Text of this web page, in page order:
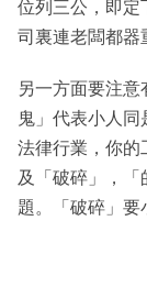
位列三公，即定
司裏連老闆都器
另一方面要注
鬼」代表小人
法律行業，你的
及「破碎」，
題。「破碎」要